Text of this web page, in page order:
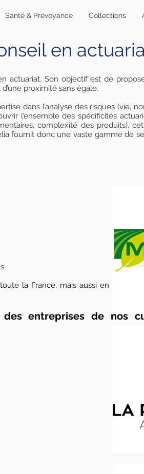
Santé & Prévoyance Collections
en
actuariat. Son objectif est de
proximité sans égale.
dans l’analyse des risques (vie,
l’ensemble des spécificités
complexité des produits),
fournit donc une vaste gamme de
la France, mais aussi en
entreprises de nos